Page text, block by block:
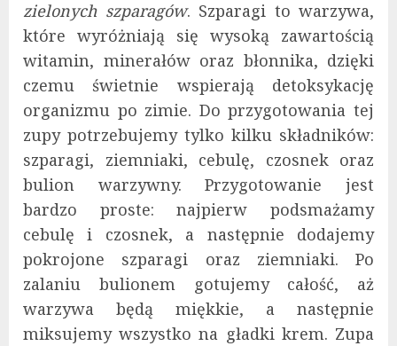
zielonych szparagów. Szparagi to warzywa,
które wyróżniają się wysoką zawartością
witamin, minerałów oraz błonnika, dzięki
czemu świetnie wspierają detoksykację
organizmu po zimie. Do przygotowania tej
zupy potrzebujemy tylko kilku składników:
szparagi, ziemniaki, cebulę, czosnek oraz
bulion warzywny. Przygotowanie jest
bardzo proste: najpierw podsmażamy
cebulę i czosnek, a następnie dodajemy
pokrojone szparagi oraz ziemniaki. Po
zalaniu bulionem gotujemy całość, aż
warzywa będą miękkie, a następnie
miksujemy wszystko na gładki krem. Zupa